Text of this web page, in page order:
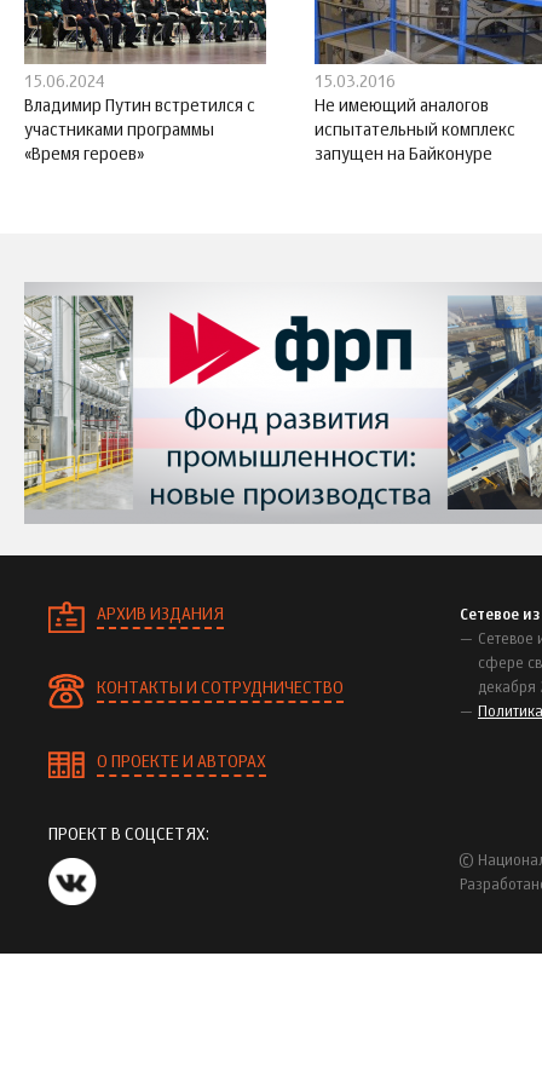
15.06.2024
Владимир Путин встретился с
участниками программы
«Время героев»
15.03.2016
Не имеющий аналогов
испытательный комплекс
запущен на Байконуре
АРХИВ ИЗДАНИЯ
КОНТАКТЫ И СОТРУДНИЧЕСТВО
О ПРОЕКТЕ И АВТОРАХ
Сетевое
Сетевое
сфере
декабря
ПРОЕКТ В СОЦСЕТЯХ:
©